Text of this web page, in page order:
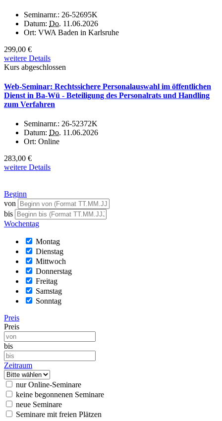
Seminarnr.: 26-52695K
Datum: Do. 11.06.2026
Ort: VWA Baden in Karlsruhe
299,00 €
weitere Details
Kurs abgeschlossen
Web-Seminar: Rechtssichere Personalauswahl im öffentlichen
Dienst in Ba-Wü - Beteiligung des Personalrats und Handling
zum Verfahren
Seminarnr.: 26-52372K
Datum: Do. 11.06.2026
Ort: Online
283,00 €
weitere Details
Beginn
von
bis
Wochentag
Montag
Dienstag
Mittwoch
Donnerstag
Freitag
Samstag
Sonntag
Preis
Preis
bis
Zeitraum
nur Online-Seminare
keine begonnenen Seminare
neue Seminare
Seminare mit freien Plätzen